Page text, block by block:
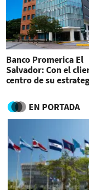
Banco Promerica El
Salvador: Con el
centro de su
EN PORTADA